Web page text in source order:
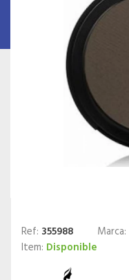
Ref: 355988 Marca:
Item: Disponible